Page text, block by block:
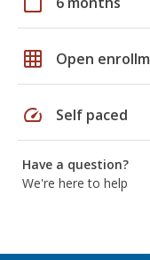
grid_on Open
speed Self paced
Have a question?
We're here to help